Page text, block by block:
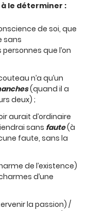
à le déterminer :
de soi, que
sans
que l’on
n’a qu’un
(quand il a
deux) ;
aurait d’ordinaire
sans faute(à
faute, sans la
de l’existence)
d’une
la passion) /